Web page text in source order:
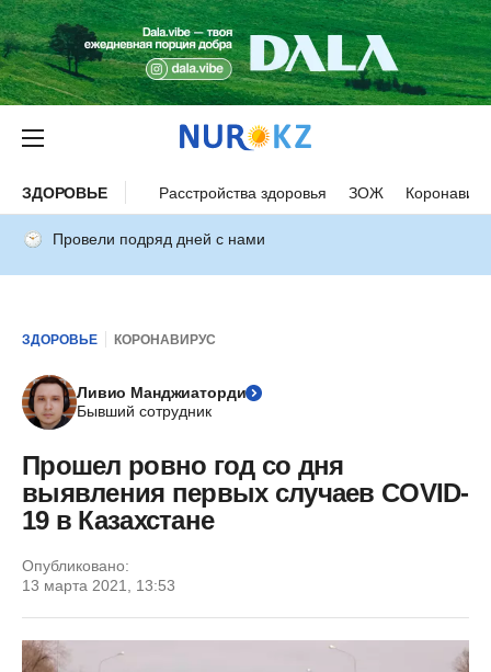
ЗДОРОВЬЕ Расстройства здоровья ЗОЖ
Провели подряд дней с нами
ЗДОРОВЬЕ КОРОНАВИРУС
Ливио Манджиаторди
Бывший сотрудник
Прошел ровно год со дня
выявления первых случаев COVID-
19 в Казахстане
Опубликовано:
13 марта 2021, 13:53